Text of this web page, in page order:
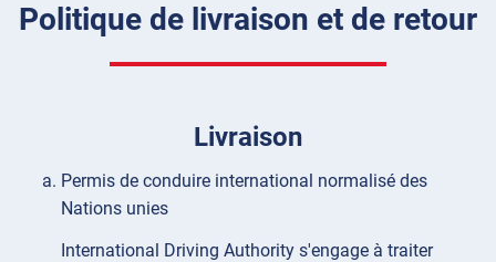
Politique de livraison et de retour
Livraison
Permis de conduire international normalisé des
Nations unies
International Driving Authority s'engage à traiter